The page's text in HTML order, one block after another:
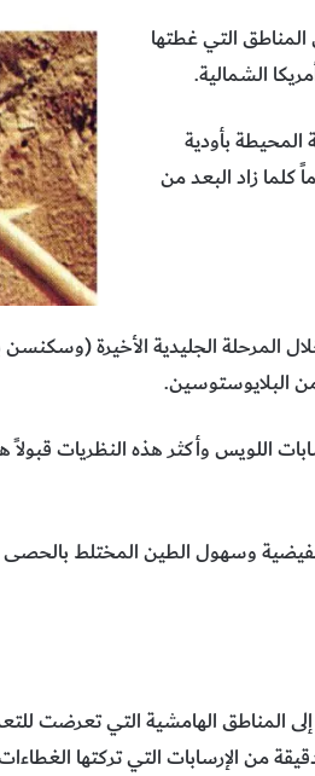
التي غطتها
الشمالية.
بأودية
كلما زاد البعد من
الجليدية الأخيرة (وسكنسن
البلايوستوسين.
اللويس وأكثر هذه النظريات قبولاً
وسهول الطين المختلط
المناطق الهامشية التي تعرضت
من الإرسابات التي تركتها